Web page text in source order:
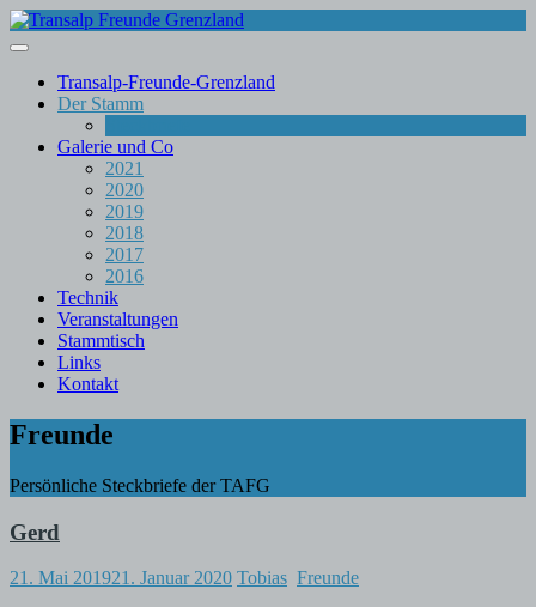
Skip
to
Transalp-Freunde-Grenzland
Der Stamm
Galerie und Co
2021
2020
2019
2018
2017
2016
Technik
Veranstaltungen
Stammtisch
Links
Kontakt
Freunde
Persönliche Steckbriefe der TAFG
Gerd
21. Mai 201921. Januar 2020 Tobias Freunde